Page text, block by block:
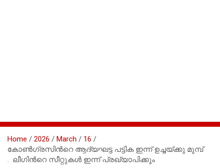
Home 2026 March
16
കോ​ണ്‍​ഗ്ര​സി​ന്‍റെ ആ​ദ്യ​ഘ​ട്ട പ​ട്ടി​ക ഇ​ന്ന് ഉ​ച്ച​യ്ക്കു മുമ്പ്
. ലീ​ഗി​ന്‍റെ സീ​റ്റു​ക​ൾ ഇ​ന്ന് പ്ര​ഖ്യാ​പി​ക്കും